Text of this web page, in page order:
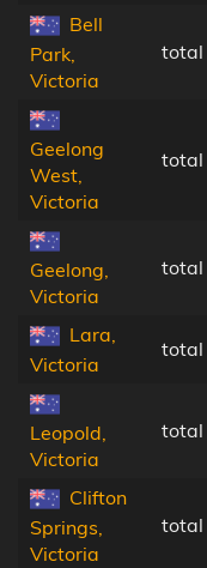
Bell
Park,
Victoria
total
Geelong
West,
Victoria
total
Geelong,
Victoria
total
Lara,
Victoria
total
Leopold,
Victoria
total
Clifton
Springs,
Victoria
total